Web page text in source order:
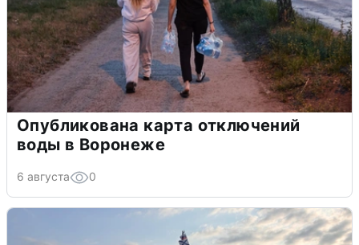
Опубликована карта отключений
воды в Воронеже
6 августа 0